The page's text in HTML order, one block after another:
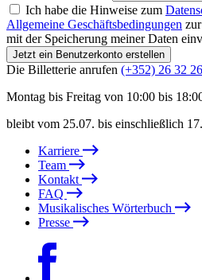
Ich habe die Hinweise zum
Allgemeine Geschäftsbedingungen
mit der Speicherung meiner Daten
Jetzt ein Benutzerkonto erstellen
Die Billetterie anrufen (+352) 26 32
Montag bis Freitag von 10:00 bis
bleibt vom 25.07. bis einschließlich
Karriere
Team
Kontakt
FAQ
Musikalisches Wörterbuch
Presse